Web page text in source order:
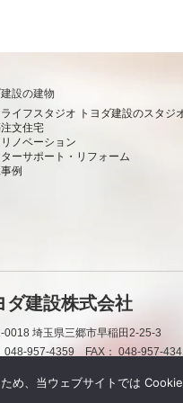
建設の建物
ライフスタジオ トヨダ建設のスタジ
文住宅
ノベーション
ーサポート・リフォーム
例
ダ建設株式会社
0018 埼玉県三郷市早稲田2-25-3
048-957-4359 FAX： 048-957-
め、当ウェブサイトでは